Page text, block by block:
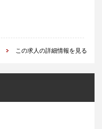
この求人の詳細情報を見る